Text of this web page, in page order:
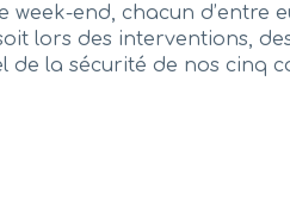
week-end, chacun d’entre
lors des interventions,
la sécurité de nos cinq